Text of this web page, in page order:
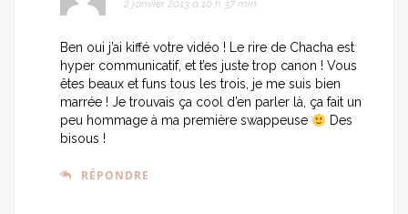
2 janvier 2013 à 10 h 37 min
Ben oui j’ai kiffé votre vidéo ! Le rire de Chacha est
hyper communicatif, et t’es juste trop canon ! Vous
êtes beaux et funs tous les trois, je me suis bien
marrée ! Je trouvais ça cool d’en parler là, ça fait un
peu hommage à ma première swappeuse
Des
bisous !
RÉPONDRE